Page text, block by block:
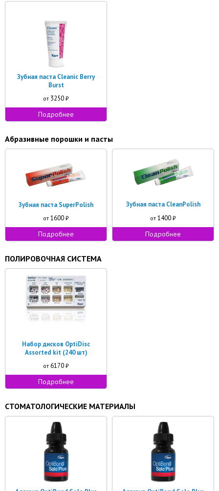
Зубная паста Cleanic Berry
Burst
от 3250 ₽
Подробнее
Абразивные порошки и пасты
Зубная паста SuperPolish
от 1600 ₽
Подробнее
Зубная паста CleanPolish
от 1400 ₽
Подробнее
ПОЛИРОВОЧНАЯ СИСТЕМА
Набор дисков OptiDisc
Assorted kit (240 шт)
от 6170 ₽
Подробнее
СТОМАТОЛОГИЧЕСКИЕ МАТЕРИАЛЫ